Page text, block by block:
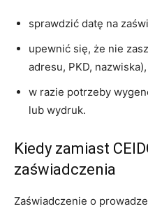
sprawdzić datę na
upewnić się, że nie
adresu, PKD, nazwiska),
w razie potrzeby
lub wydruk.
Kiedy zamiast
zaświadczenia
Zaświadczenie o